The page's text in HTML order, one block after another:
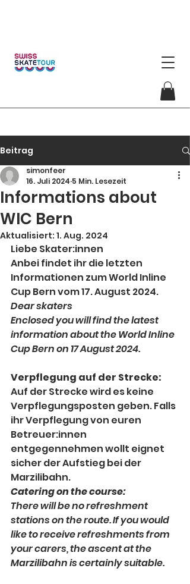
Beitrag
Informations about
WIC Bern
simonfeer
16. Juli 2024 5 Min. Lesezeit
Aktualisiert: 1. Aug. 2024
Liebe Skater:innen
Anbei findet ihr die letzten
Informationen zum World Inline
Cup Bern vom 17. August 2024.
Dear skaters
Enclosed you will find the latest
information about the World Inline
Cup Bern on 17 August 2024.
Verpflegung auf der Strecke:
Auf der Strecke wird es keine
Verpflegungsposten geben. Falls
ihr Verpflegung von euren
Betreuer:innen
entgegennehmen wollt eignet
sicher der Aufstieg bei der
Marzilibahn.
Catering on the course:
There will be no refreshment
stations on the route. If you would
like to receive refreshments from
your carers, the ascent at the
Marzilibahn is certainly suitable.